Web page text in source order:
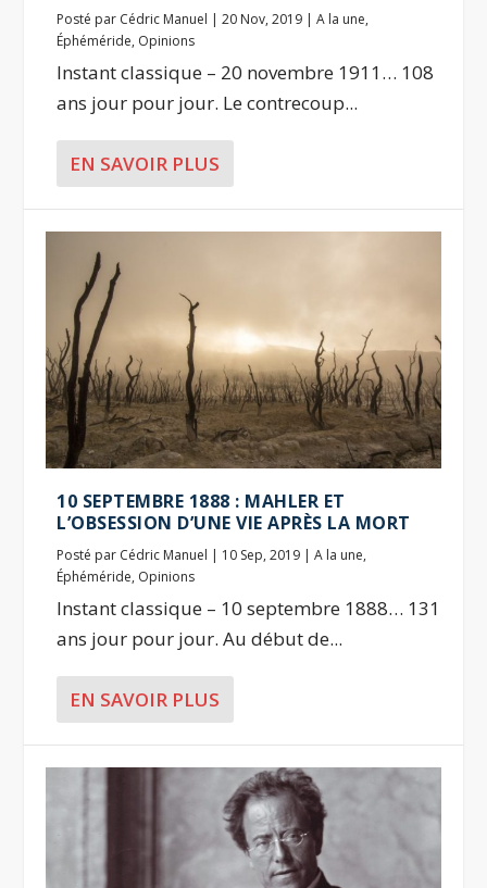
Posté par Cédric Manuel |20 Nov, 2019 |A la une,
Éphéméride, Opinions
Instant classique – 20 novembre 1911… 108
ans jour pour jour. Le contrecoup...
EN SAVOIR PLUS
10 SEPTEMBRE 1888 : MAHLER ET
L’OBSESSION D’UNE VIE APRÈS LA MORT
Posté par Cédric Manuel | 10 Sep, 2019 |A la une,
Éphéméride, Opinions
Instant classique – 10 septembre 1888… 131
ans jour pour jour. Au début de...
EN SAVOIR PLUS